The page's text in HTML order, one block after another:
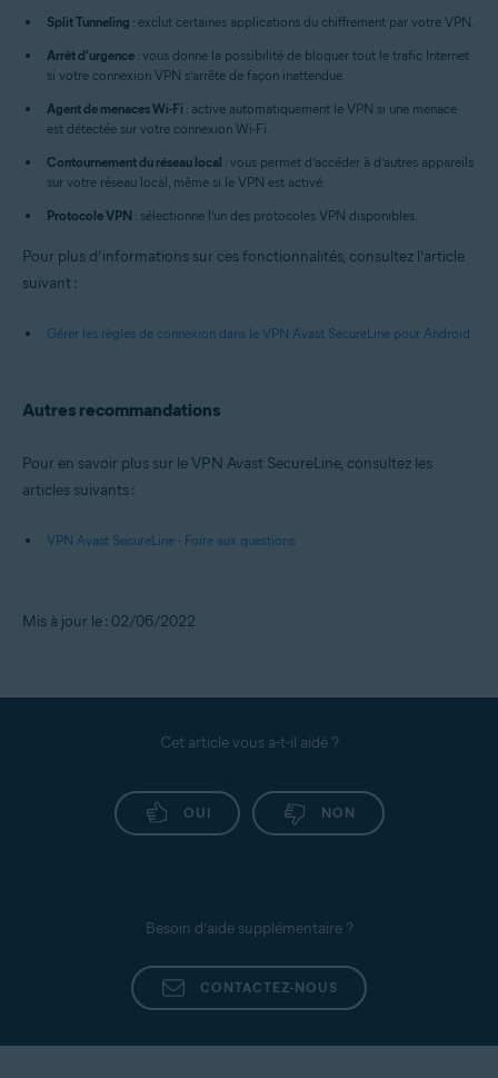
Split Tunneling : exclut certaines applications du chiffrement par votre VPN.
Arrêt d'urgence : vous donne la possibilité de bloquer tout le trafic Internet
si votre connexion VPN s’arrête de façon inattendue.
Agent de menaces Wi-Fi : active automatiquement le VPN si une menace
est détectée sur votre connexion Wi-Fi.
Contournement du réseau local : vous permet d’accéder à d’autres appareils
sur votre réseau local, même si le VPN est activé.
Protocole VPN : sélectionne l’un des protocoles VPN disponibles.
Pour plus d’informations sur ces fonctionnalités, consultez l’article
suivant :
Gérer les règles de connexion dans le VPN Avast SecureLine pour Android
Autres recommandations
Pour en savoir plus sur le VPN Avast SecureLine, consultez les
articles suivants :
VPN Avast SecureLine - Foire aux questions
Mis à jour le : 02/06/2022
Cet article vous a-t-il aidé ?
OUI NON
Besoin d’aide supplémentaire ?
CONTACTEZ-NOUS